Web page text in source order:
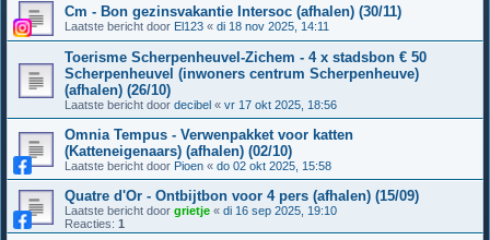
Cm - Bon gezinsvakantie Intersoc (afhalen) (30/11)
Laatste bericht door El123 « di 18 nov 2025, 14:11
Toerisme Scherpenheuvel-Zichem - 4 x stadsbon € 50
Scherpenheuvel (inwoners centrum Scherpenheuve)
(afhalen) (26/10)
Laatste bericht door decibel « vr 17 okt 2025, 18:56
Omnia Tempus - Verwenpakket voor katten
(Katteneigenaars) (afhalen) (02/10)
Laatste bericht door Pioen « do 02 okt 2025, 15:58
Quatre d'Or - Ontbijtbon voor 4 pers (afhalen) (15/09)
Laatste bericht door grietje « di 16 sep 2025, 19:10
Reacties: 1